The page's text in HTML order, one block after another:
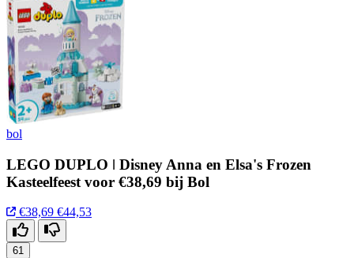
bol
LEGO DUPLO ǀ Disney Anna en Elsa's Frozen
Kasteelfeest voor €38,69 bij Bol
€38,69 €44,53
61